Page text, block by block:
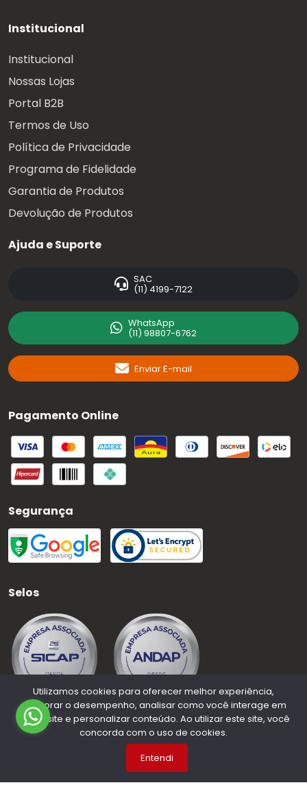
Institucional
Institucional
Nossas Lojas
Portal B2B
Termos de Uso
Política de Privacidade
Programa de Fidelidade
Garantia de Produtos
Devolução de Produtos
Ajuda e Suporte
SAC
(11) 4199-7122
WhatsApp
(11) 98807-6762
Enviar E-mail
Pagamento Online
Segurança
Selos
Medauto Distribuidora- CNPJ:
Todos os direitos reservados.
Desenvolvido por:
Utilizamos cookies para oferecer melhor experiência,
melhorar o desempenho, analisar como você interage em
nosso site e personalizar conteúdo. Ao utilizar este site, você
concorda com o uso de cookies.
Entendi